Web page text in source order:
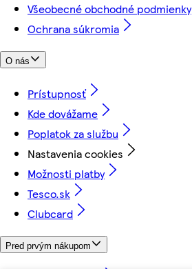
Všeobecné obchodné podmienky
Ochrana súkromia
O nás
Prístupnosť
Kde dovážame
Poplatok za službu
Nastavenia cookies
Možnosti platby
Tesco.sk
Clubcard
Pred prvým nákupom